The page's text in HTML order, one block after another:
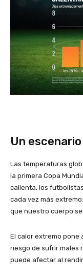
Un
Las temperaturas
la primera Copa
calienta, los
cada vez más
que nuestro cuerpo
El calor extremo pone
riesgo de sufrir males
puede afectar al